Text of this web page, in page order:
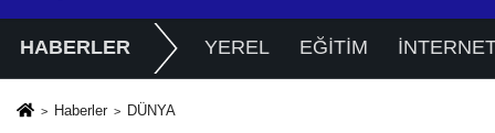
HABERLER YEREL EĞİTİM
Haberler DÜNYA